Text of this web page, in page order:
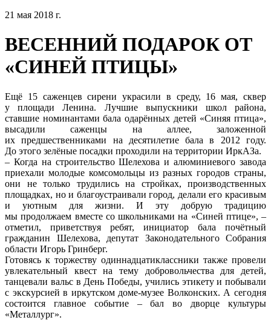
21 мая 2018 г.
ВЕСЕННИЙ ПОДАРОК ОТ
«СИНЕЙ ПТИЦЫ»
Ещё 15 саженцев сирени украсили в среду, 16 мая, сквер
у площади Ленина. Лучшие выпускники школ района,
ставшие номинантами бала одарённых детей «Синяя птица»,
высадили саженцы на аллее, заложенной
их предшественниками на десятилетие бала в 2012 году.
До этого зелёные посадки проходили на территории ИркАЗа.
– Когда на строительство Шелехова и алюминиевого завода
приехали молодые комсомольцы из разных городов страны,
они не только трудились на стройках, производственных
площадках, но и благоустраивали город, делали его красивым
и уютным для жизни. И эту добрую традицию
мы продолжаем вместе со школьниками на «Синей птице», –
отметил, приветствуя ребят, инициатор бала почётный
гражданин Шелехова, депутат Законодательного Собрания
области Игорь Гринберг.
Готовясь к торжеству одиннадцатиклассники также провели
увлекательный квест на тему добровольчества для детей,
танцевали вальс в День Победы, учились этикету и побывали
с экскурсией в иркутском доме-музее Волконских. А сегодня
состоится главное событие – бал во дворце культуры
«Металлург».